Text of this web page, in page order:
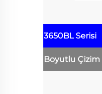
3650BL Serisi
Boyutlu Çizim